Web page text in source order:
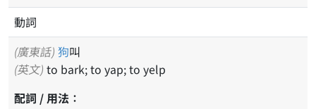
動詞
(廣東話) 狗叫
(英文) to bark; to yap; to yelp
配詞 / 用法：